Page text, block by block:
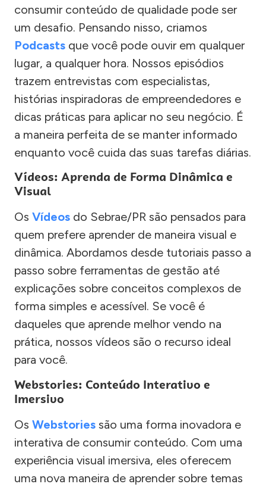
consumir conteúdo de qualidade pode ser
um desafio. Pensando nisso, criamos
Podcasts que você pode ouvir em qualquer
lugar, a qualquer hora. Nossos episódios
trazem entrevistas com especialistas,
histórias inspiradoras de empreendedores e
dicas práticas para aplicar no seu negócio. É
a maneira perfeita de se manter informado
enquanto você cuida das suas tarefas diárias.
Vídeos: Aprenda de Forma Dinâmica e
Visual
Os Vídeos do Sebrae/PR são pensados para
quem prefere aprender de maneira visual e
dinâmica. Abordamos desde tutoriais passo a
passo sobre ferramentas de gestão até
explicações sobre conceitos complexos de
forma simples e acessível. Se você é
daqueles que aprende melhor vendo na
prática, nossos vídeos são o recurso ideal
para você.
Webstories: Conteúdo Interativo e
Imersivo
Os Webstories são uma forma inovadora e
interativa de consumir conteúdo. Com uma
experiência visual imersiva, eles oferecem
uma nova maneira de aprender sobre temas